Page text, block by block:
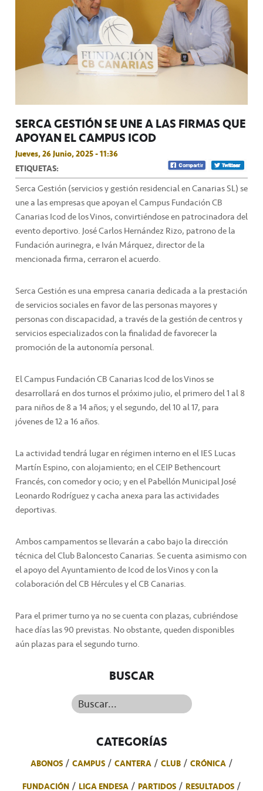
SERCA GESTIÓN SE UNE A LAS FIRMAS QUE
APOYAN EL CAMPUS ICOD
Jueves, 26 Junio, 2025 - 11:36
ETIQUETAS:
Serca Gestión (servicios y gestión residencial en Canarias SL) se
une a las empresas que apoyan el Campus Fundación CB
Canarias Icod de los Vinos, convirtiéndose en patrocinadora del
evento deportivo. José Carlos Hernández Rizo, patrono de la
Fundación aurinegra, e Iván Márquez, director de la
mencionada firma, cerraron el acuerdo.
Serca Gestión es una empresa canaria dedicada a la prestación
de servicios sociales en favor de las personas mayores y
personas con discapacidad, a través de la gestión de centros y
servicios especializados con la finalidad de favorecer la
promoción de la autonomía personal.
El Campus Fundación CB Canarias Icod de los Vinos se
desarrollará en dos turnos el próximo julio, el primero del 1 al 8
para niños de 8 a 14 años; y el segundo, del 10 al 17, para
jóvenes de 12 a 16 años.
La actividad tendrá lugar en régimen interno en el IES Lucas
Martín Espino, con alojamiento; en el CEIP Bethencourt
Francés, con comedor y ocio; y en el Pabellón Municipal José
Leonardo Rodríguez y cacha anexa para las actividades
deportivas.
Ambos campamentos se llevarán a cabo bajo la dirección
técnica del Club Baloncesto Canarias. Se cuenta asimismo con
el apoyo del Ayuntamiento de Icod de los Vinos y con la
colaboración del CB Hércules y el CB Canarias.
Para el primer turno ya no se cuenta con plazas, cubriéndose
hace días las 90 previstas. No obstante, queden disponibles
aún plazas para el segundo turno.
BUSCAR
Buscar...
CATEGORÍAS
ABONOS CAMPUS CANTERA CLUB
CRÓNICA
FUNDACIÓN
LIGA ENDESA PARTIDOS RESULTADOS